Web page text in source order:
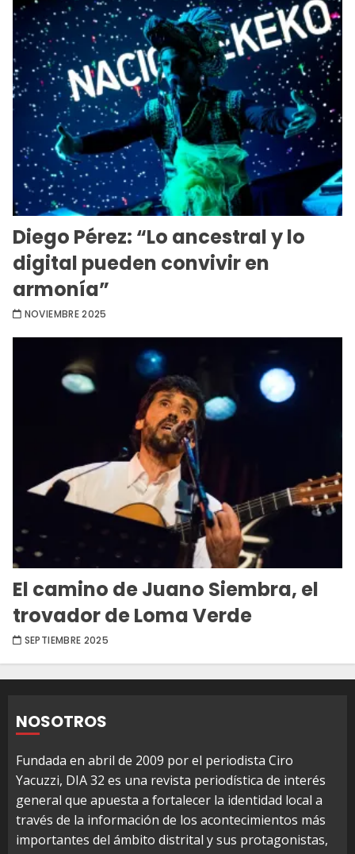
Diego Pérez: “Lo ancestral y lo
digital pueden convivir en
armonía”
NOVIEMBRE 2025
El camino de Juano Siembra, el
trovador de Loma Verde
SEPTIEMBRE 2025
NOSOTROS
Fundada en abril de 2009 por el periodista Ciro
Yacuzzi, DIA 32 es una revista periodística de interés
general que apuesta a fortalecer la identidad local a
través de la información de los acontecimientos más
importantes del ámbito distrital y sus protagonistas,